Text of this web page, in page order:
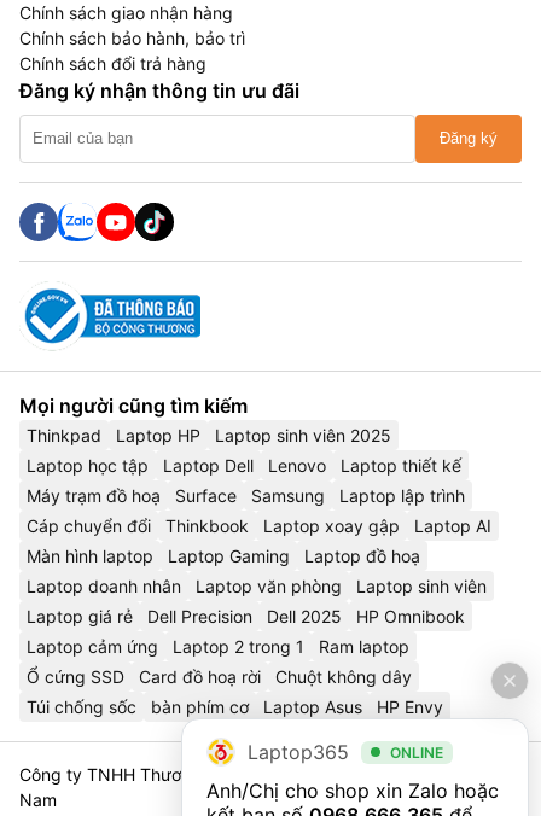
Chính sách giao nhận hàng
Chính sách bảo hành, bảo trì
Chính sách đổi trả hàng
Đăng ký nhận thông tin ưu đãi
Đăng ký
Mọi người cũng tìm kiếm
Thinkpad Laptop HP
Laptop sinh viên 2025
Laptop học tập
Laptop Dell Lenovo
Laptop thiết kế
Máy trạm đồ hoạ
Surface Samsung
Laptop lập trình
Cáp chuyển đổi
Thinkbook Laptop xoay gập
Laptop AI
Màn hình laptop
Laptop Gaming
Laptop đồ hoạ
Laptop doanh nhân
Laptop văn phòng
Laptop sinh viên
Laptop giá rẻ
Dell Precision Dell 2025
HP Omnibook
Laptop cảm ứng
Laptop 2 trong 1
Ram laptop
Ổ cứng SSD
Card đồ hoạ rời
Chuột không dây
Túi chống sốc
bàn phím cơ Laptop Asus HP Envy
Công ty TNHH Thương Mại Và Dịch Vụ Công Nghệ 365 Việt
Nam
Laptop365 ONLINE
Anh/Chị cho shop xin Zalo hoặc